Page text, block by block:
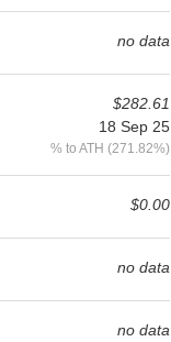
no data
$282.61
18 Sep 25
% to ATH (271.82%)
$0.00
no data
no data